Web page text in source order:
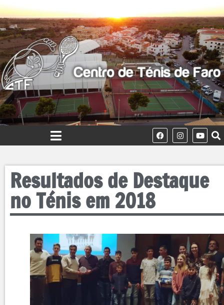
Resultados de Destaque
no Ténis em 2018